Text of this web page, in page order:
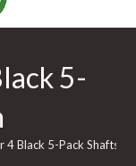
5-
4 Black 5-Pack Shafts